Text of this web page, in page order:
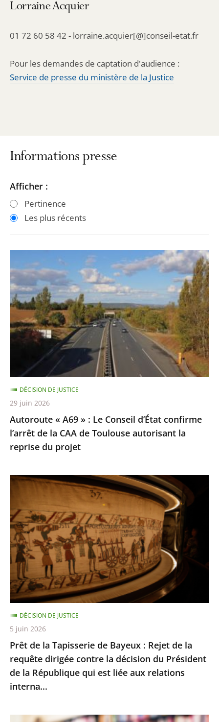
Lorraine Acquier
01 72 60 58 42 - lorraine.acquier[@]conseil-etat.fr
Pour les demandes de captation d'audience :
Service de presse du ministère de la Justice
Informations presse
Passer
les
filtres
Passer
les
filtres
Afficher :
Pertinence
Les plus récents
«
A69
»
:
Le
Conseil
confirme
l’arrêt
de
la
CAA
de
Toulouse
la
reprise
projet
Autoroute « A69 » : Le Conseil d’État confirme
l’arrêt de la CAA de Toulouse autorisant la
reprise du projet
DÉCISION DE JUSTICE
29 juin 2026
Prêt
la
Tapisserie
de
Bayeux
:
Rejet
de
la
requête
dirigée
contre
la
décision
du
de
Prêt de la Tapisserie de Bayeux : Rejet de la
requête dirigée contre la décision du Président
de la République qui est liée aux relations
interna...
DÉCISION DE JUSTICE
5 juin 2026